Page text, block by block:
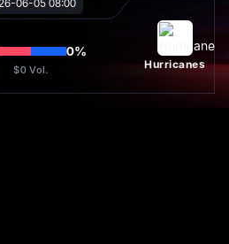
06-05 08:00
0%
$0 Vol. Hurricanes